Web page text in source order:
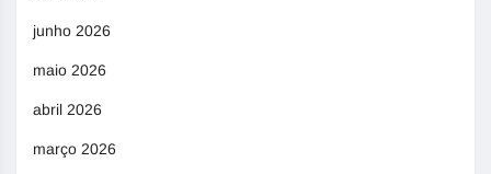
junho 2026
maio 2026
abril 2026
março 2026